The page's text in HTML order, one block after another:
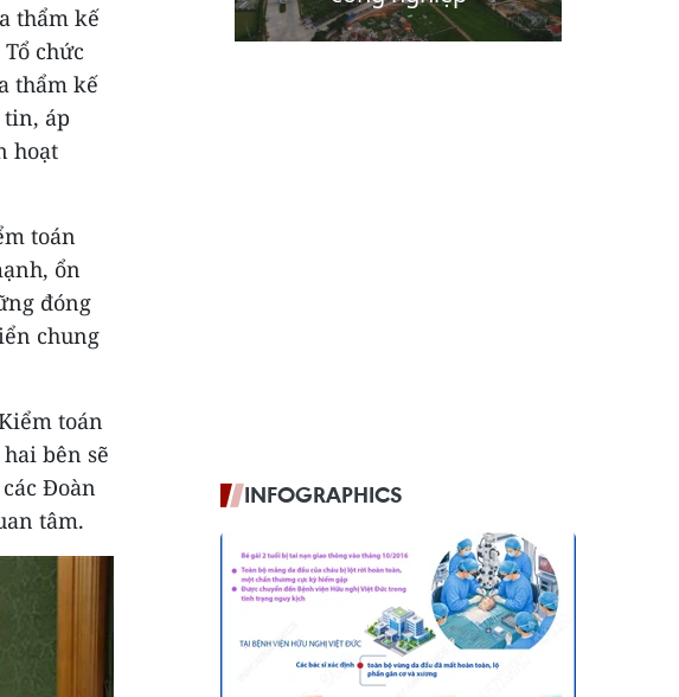
thẩm kế
chức
thẩm kế
áp
hoạt
toán
ổn
đóng
chung
toán
bên sẽ
Đoàn
tâm.
INFOGRAPHICS